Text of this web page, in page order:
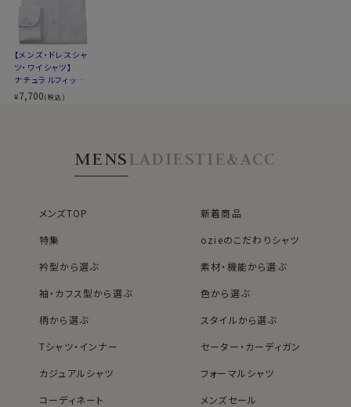
【メンズ・ドレスシャ
ツ・ワイシャツ】
ナチュラルフィット・
プレミアムコットン・
オックスフォード・形
¥7,700(税込)
MENSLADIESTIE&ACC
メンズTOP
新着商品
特集
ozieのこだわりシャツ
衿型から選ぶ
素材・機能から選ぶ
袖・カフス型から選ぶ
色から選ぶ
柄から選ぶ
スタイルから選ぶ
Tシャツ・インナー
セーター・カーディガン
カジュアルシャツ
フォーマルシャツ
コーディネート
メンズセール